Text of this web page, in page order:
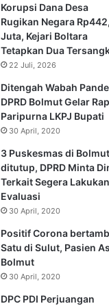
Korupsi Dana Desa
Rugikan Negara
Juta, Kejari Boltara
Tetapkan Dua
22 Juli, 2026
Ditengah Wabah
DPRD Bolmut Gelar
Paripurna LKPJ Bupati
30 April, 2020
3 Puskesmas di Bolmut
ditutup, DPRD Minta
Terkait Segera Lakukan
Evaluasi
30 April, 2020
Positif Corona
Satu di Sulut, Pasien
Bolmut
30 April, 2020
DPC PDI Perjuangan